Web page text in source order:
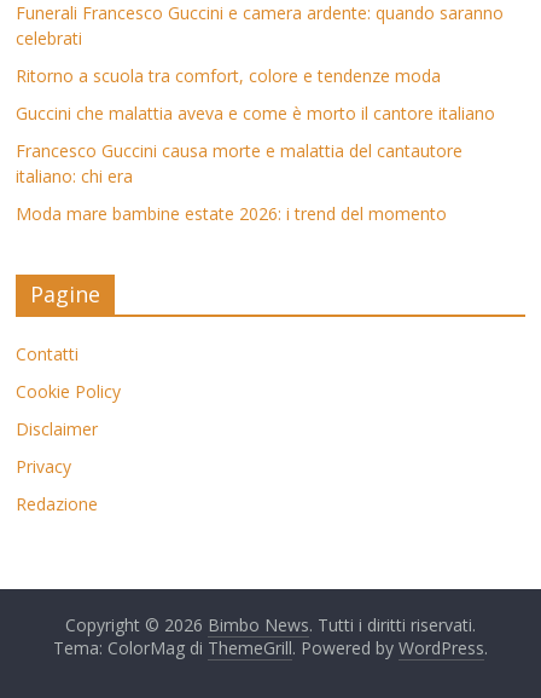
Funerali Francesco Guccini e camera ardente: quando saranno
celebrati
Ritorno a scuola tra comfort, colore e tendenze moda
Guccini che malattia aveva e come è morto il cantore italiano
Francesco Guccini causa morte e malattia del cantautore
italiano: chi era
Moda mare bambine estate 2026: i trend del momento
Pagine
Contatti
Cookie Policy
Disclaimer
Privacy
Redazione
Copyright © 2026 Bimbo News. Tutti i diritti riservati.
Tema: ColorMag di ThemeGrill. Powered by WordPress.